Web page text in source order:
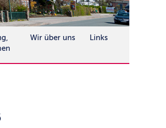
Wir über uns Links